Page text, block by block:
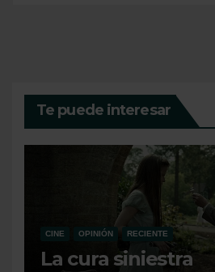
Te puede interesar
CINE OPINIÓN RECIENTE
La cura siniestra